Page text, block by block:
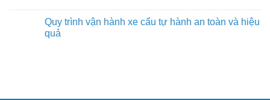
Quy trình vận hành xe cẩu tự hành an toàn và hiệu
quả